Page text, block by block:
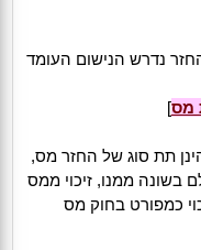
נדרש הנישום העומד
מס]
תת סוג של החזר מס,
בשונה ממנו, זיכוי ממס
כמפורט בחוק מס